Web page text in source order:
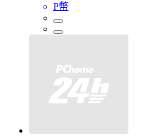
P幣